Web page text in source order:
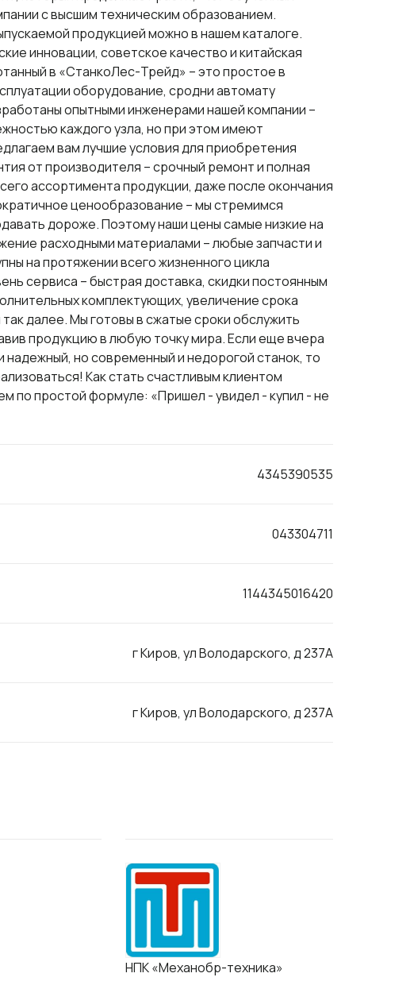
с высшим техническим образованием.
продукцией можно в нашем каталоге.
инновации, советское качество и китайская
в «СтанкоЛес-Трейд» – это простое в
оборудование, сродни автомату
опытными инженерами нашей компании –
каждого узла, но при этом имеют
вам лучшие условия для приобретения
от производителя – срочный ремонт и полная
ассортимента продукции, даже после окончания
ценообразование – мы стремимся
дороже. Поэтому наши цены самые низкие на
расходными материалами – любые запчасти и
на протяжении всего жизненного цикла
сервиса – быстрая доставка, скидки постоянным
комплектующих, увеличение срока
далее. Мы готовы в сжатые сроки обслужить
продукцию в любую точку мира. Если еще вчера
надежный, но современный и недорогой станок, то
Как стать счастливым клиентом
по простой формуле: «Пришел - увидел - купил - не
4345390535
043304711
1144345016420
г Киров, ул Володарского, д 237А
г Киров, ул Володарского, д 237А
НПК «Механобр-техника»